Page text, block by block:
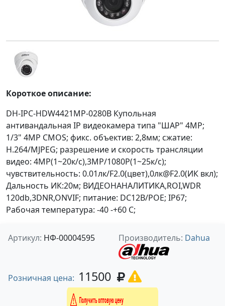
Короткое описание:
DH-IPC-HDW4421MP-0280B Купольная
антивандальная IP видеокамера типа "ШАР" 4MP;
1/3" 4MP CMOS; фикс. объектив: 2,8мм; сжатие:
H.264/MJPEG; разрешение и скорость трансляции
видео: 4MP(1~20к/c),3MP/1080P(1~25к/c);
чувствительность: 0.01лк/F2.0(цвет),0лк@F2.0(ИК вкл);
Дальность ИК:20м; ВИДЕОНАНАЛИТИКА,ROI,WDR
120db,3DNR,ONVIF; питание: DC12В/PОE; IP67;
Рабочая температура: -40 -+60 С;
Артикул: НФ-00004595 Производитель: Dahua
Розничная цена: 11500
Получить оптовую цену